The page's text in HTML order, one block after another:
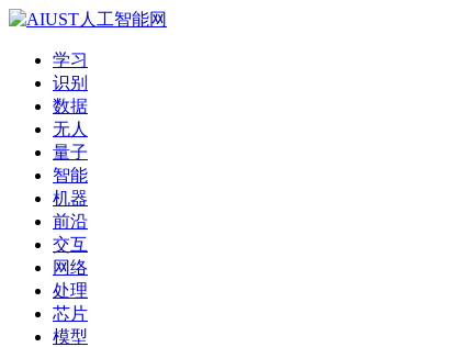
学习
识别
数据
无人
量子
智能
机器
前沿
交互
网络
处理
芯片
模型